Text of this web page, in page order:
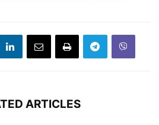
ARTICLES